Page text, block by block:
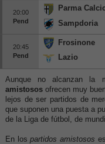
20:00
Pend
Parma
Sampdoria
20:45
Pend
Frosinone
Lazio
Aunque no alcanzan la
amistososofrecen muy
lejos de ser partidos de
que suponen una puesta a
de la Liga de fútbol, de
En lospartidos amistosos